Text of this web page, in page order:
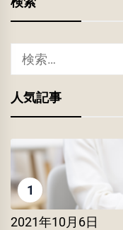
ョ
索:
人気記事
1
2021年10月6日